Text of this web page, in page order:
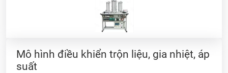
Mô hình điều khiển trộn liệu, gia nhiệt, áp
suất